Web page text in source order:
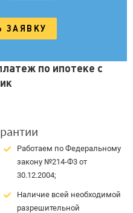
по ипотеке с
Работаем по Федеральному
закону №214-Ф3 от
30.12.2004;
Наличие всей необходимой
разрешительной